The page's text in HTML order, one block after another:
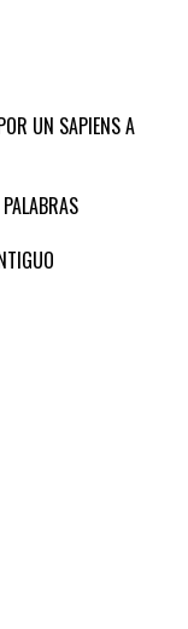
UN SAPIENS A